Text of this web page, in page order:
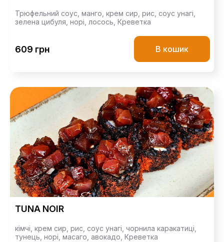
Трюфельний соус, манго, крем сир, рис, соус унагі,
зелена цибуля, норі, лосось, Креветка
609 грн В кошик
TUNA NOIR
кімчі, крем сир, рис, соус унагі, чорнила каракатиці,
тунець, норі, масаго, авокадо, Креветка